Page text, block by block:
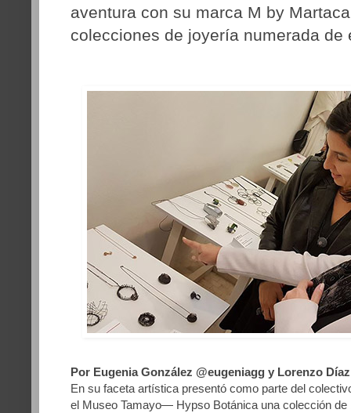
aventura con su marca M by
colecciones de joyería numerada de
Por Eugenia González @eugeniagg y Lorenzo
En su faceta artística presentó como parte del
el Museo Tamayo— Hypso Botánica una colección de